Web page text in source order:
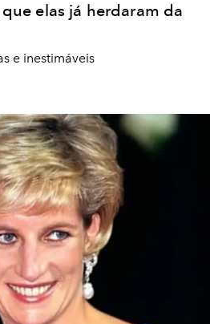
elas já herdaram da
e inestimáveis